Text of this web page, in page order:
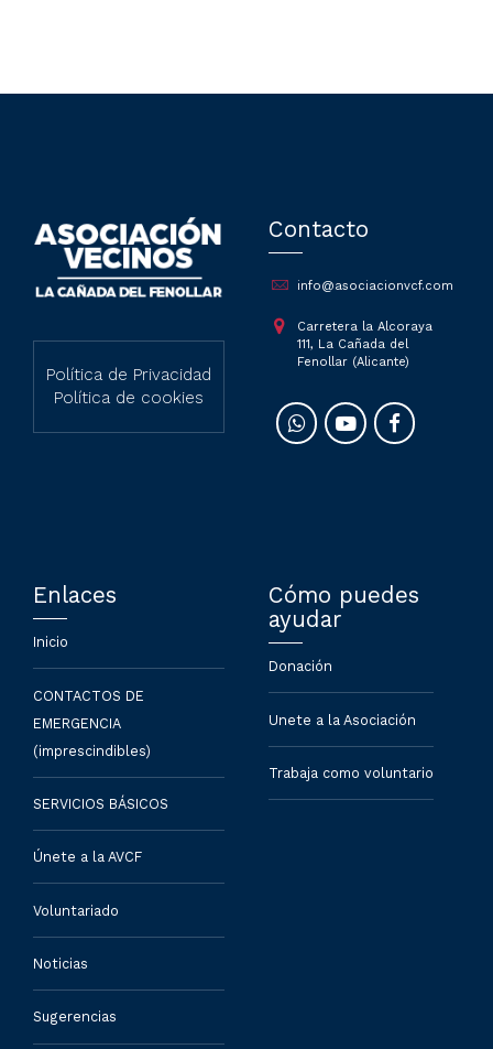
Política de Privacidad
Política de cookies
Contacto
info@asociacionvcf.com
Carretera la Alcoraya
111, La Cañada del
Fenollar (Alicante)
Enlaces
Inicio
CONTACTOS DE
EMERGENCIA
(imprescindibles)
SERVICIOS BÁSICOS
Únete a la AVCF
Voluntariado
Noticias
Sugerencias
Cómo puedes
ayudar
Donación
Unete a la Asociación
Trabaja como voluntario